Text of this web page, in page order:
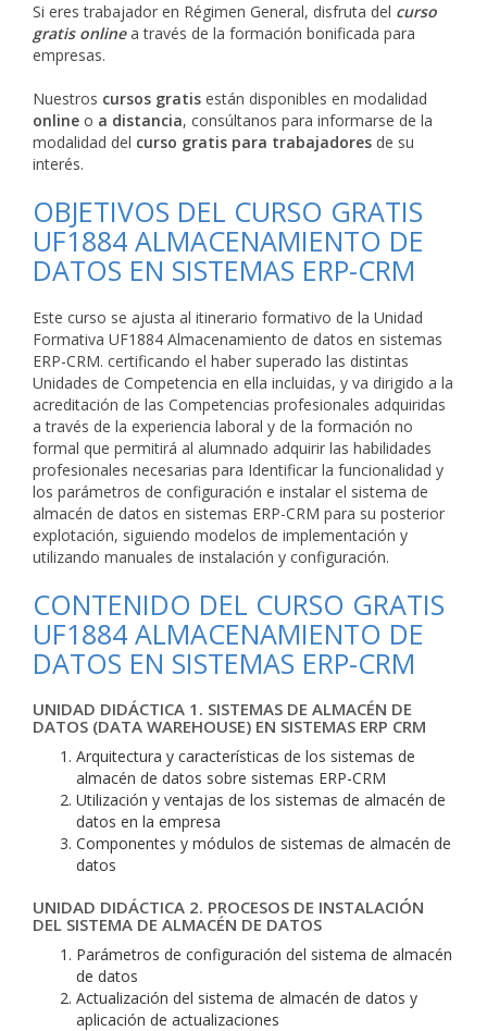
Si eres trabajador en Régimen General, disfruta del curso
gratis onlinea través de la formación bonificada para
empresas.
Nuestros cursos gratis están disponibles en modalidad
online o a distancia, consúltanos para informarse de la
modalidad del curso gratis para trabajadores de su
interés.
OBJETIVOS DEL CURSO GRATIS
UF1884 ALMACENAMIENTO DE
DATOS EN SISTEMAS ERP-CRM
Este curso se ajusta al itinerario formativo de la Unidad
Formativa UF1884 Almacenamiento de datos en sistemas
ERP-CRM. certificando el haber superado las distintas
Unidades de Competencia en ella incluidas, y va dirigido a la
acreditación de las Competencias profesionales adquiridas
a través de la experiencia laboral y de la formación no
formal que permitirá al alumnado adquirir las habilidades
profesionales necesarias para Identificar la funcionalidad y
los parámetros de configuración e instalar el sistema de
almacén de datos en sistemas ERP-CRM para su posterior
explotación, siguiendo modelos de implementación y
utilizando manuales de instalación y configuración.
CONTENIDO DEL CURSO GRATIS
UF1884 ALMACENAMIENTO DE
DATOS EN SISTEMAS ERP-CRM
UNIDAD DIDÁCTICA 1. SISTEMAS DE ALMACÉN DE
DATOS (DATA WAREHOUSE) EN SISTEMAS ERP CRM
Arquitectura y características de los sistemas de
almacén de datos sobre sistemas ERP-CRM
Utilización y ventajas de los sistemas de almacén de
datos en la empresa
Componentes y módulos de sistemas de almacén de
datos
UNIDAD DIDÁCTICA 2. PROCESOS DE INSTALACIÓN
DEL SISTEMA DE ALMACÉN DE DATOS
Parámetros de configuración del sistema de almacén
de datos
Actualización del sistema de almacén de datos y
aplicación de actualizaciones